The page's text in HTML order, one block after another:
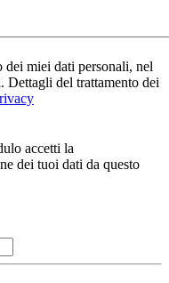
miei dati personali, nel
Dettagli del trattamento dei
accetti la
dei tuoi dati da questo